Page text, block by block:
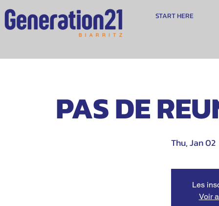
START HERE
PAS DE
Thu, Jan 02
Les
Voir